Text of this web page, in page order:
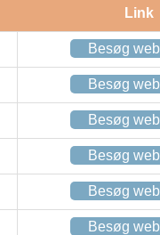
Link
Besøg
Besøg
Besøg
Besøg
Besøg
Besøg